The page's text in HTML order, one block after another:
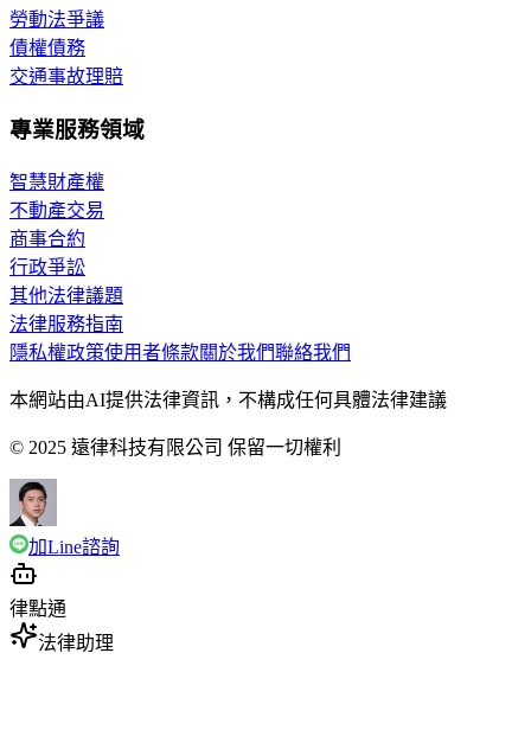
勞動法爭議
債權債務
交通事故理賠
專業服務領域
智慧財產權
不動產交易
商事合約
行政爭訟
其他法律議題
法律服務指南
隱私權政策使用者條款關於我們聯絡我們
本網站由AI提供法律資訊，不構成任何具體法律建議
© 2025 遠律科技有限公司 保留一切權利
加Line諮詢
律點通
法律助理